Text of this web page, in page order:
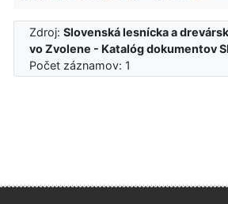
Zdroj:Slovenská lesnícka a
vo Zvolene - Katalóg dokumentov
Počet záznamov: 1